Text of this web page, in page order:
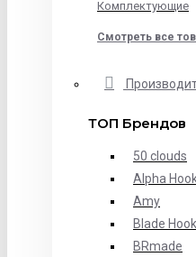
Комплектующие
Смотреть все
ТОП Брендов
50 clouds
Alpha
Amy
Blade
BRmade